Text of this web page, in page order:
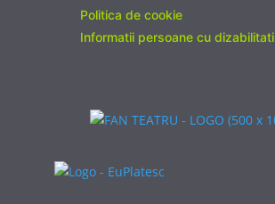
Politica de cookie
Informatii persoane cu dizabilitati